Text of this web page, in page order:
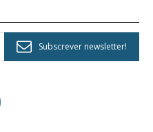
Subscrever newsletter!